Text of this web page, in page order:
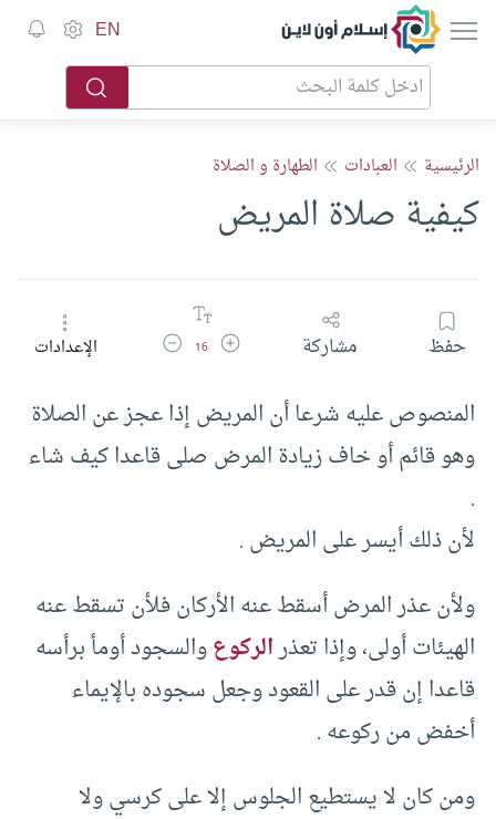
إسلام أون لاين EN
الرئيسية العبادات الطهارة و الصلاة
كيفية صلاة المريض
حفظ مشاركة زيادة حجم الخط
16 تقليل حجم الخطالإعدادات
‏المنصوص عليه شرعا أن المريض إذا عجز عن الصلاة
وهو قائم أو خاف زيادة المرض صلى قاعدا كيف شاء
.‏
لأن ذلك أيسر على المريض .‏
ولأن عذر المرض أسقط عنه الأركان فلأن تسقط عنه
الهيئات أولى، وإذا تعذرالركوعوالسجود أومأ برأسه
قاعدا إن قدر على القعود وجعل سجوده بالإيماء
أخفض من ركوعه .‏
ومن كان لا يستطيع الجلوس إلا على كرسي ولا